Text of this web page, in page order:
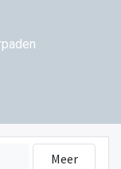
Meer